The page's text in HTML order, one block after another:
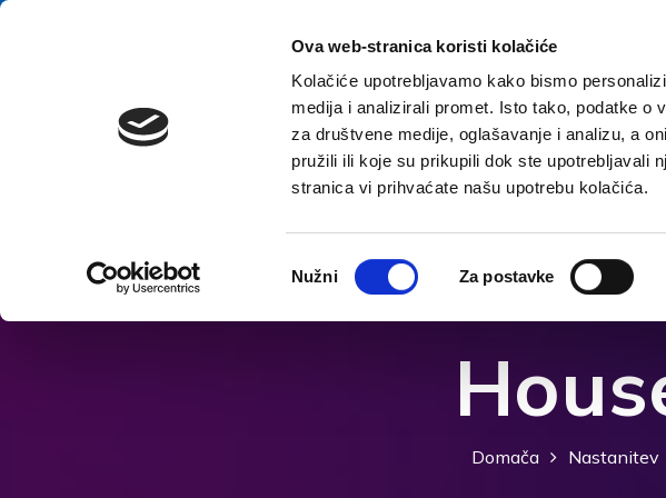
Ova web-stranica koristi kolačiće
Kolačiće upotrebljavamo kako bismo
medija i analizirali promet. Isto tako, podatke o
za društvene medije, oglašavanje i analizu, a
pružili ili koje su prikupili dok ste upotrebljavali
stranica vi prihvaćate našu upotrebu kolačića.
pristanka
Nužni Za postavke
Preskoči na vsebino
Domača
Domača Nastanitev